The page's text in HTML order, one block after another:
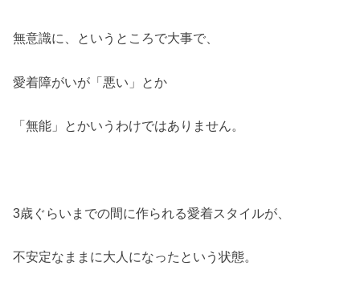
無意識に、というところで大事で、
愛着障がいが「悪い」とか
「無能」とかいうわけではありません。
3歳ぐらいまでの間に作られる愛着スタイルが、
不安定なままに大人になったという状態。